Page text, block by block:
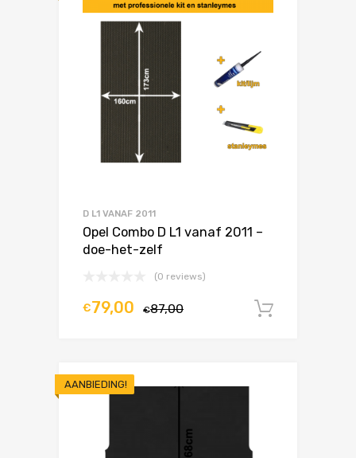
D L1 VANAF 2011
Opel Combo D L1 vanaf 2011 –
doe-het-zelf
(0 reviews)
€87,00
€79,00
AANBIEDING!